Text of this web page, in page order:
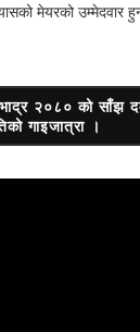
मेयरको उम्मेदवार
२०८० को साँझ
गाइजात्रा ।